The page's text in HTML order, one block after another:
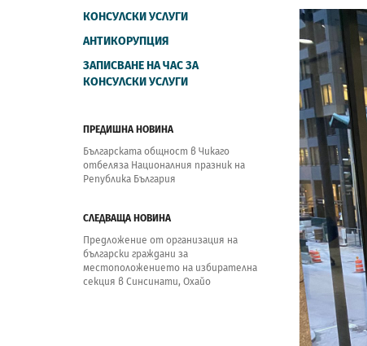
КОНСУЛСКИ УСЛУГИ
АНТИКОРУПЦИЯ
ЗАПИСВАНЕ НА ЧАС ЗА
КОНСУЛСКИ УСЛУГИ
ПРЕДИШНА НОВИНА
Българската общност в Чикаго
отбеляза Националния празник на
Република България
СЛЕДВАЩА НОВИНА
Предложение от организация на
български граждани за
местоположението на избирателна
секция в Синсинати, Охайо